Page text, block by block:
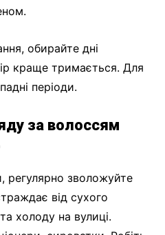
обирайте дні
краще тримається. Для
періоди.
за волоссям
регулярно зволожуйте
від сухого
холоду на вулиці.